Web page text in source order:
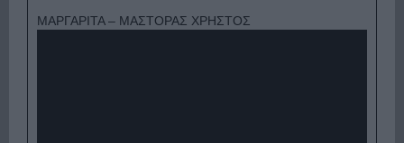
ΜΑΡΓΑΡΙΤΑ – ΜΑΣΤΟΡΑΣ ΧΡΗΣΤΟΣ